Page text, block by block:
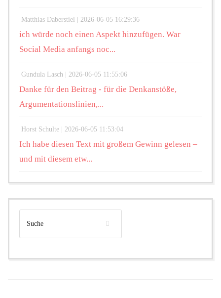
Matthias Daberstiel | 2026-06-05 16:29:36
ich würde noch einen Aspekt hinzufügen. War
Social Media anfangs noc...
Gundula Lasch | 2026-06-05 11:55:06
Danke für den Beitrag - für die Denkanstöße,
Argumentationslinien,...
Horst Schulte | 2026-06-05 11:53:04
Ich habe diesen Text mit großem Gewinn gelesen –
und mit diesem etw...